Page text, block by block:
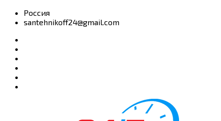
Россия
santehnikoff24@gmail.com